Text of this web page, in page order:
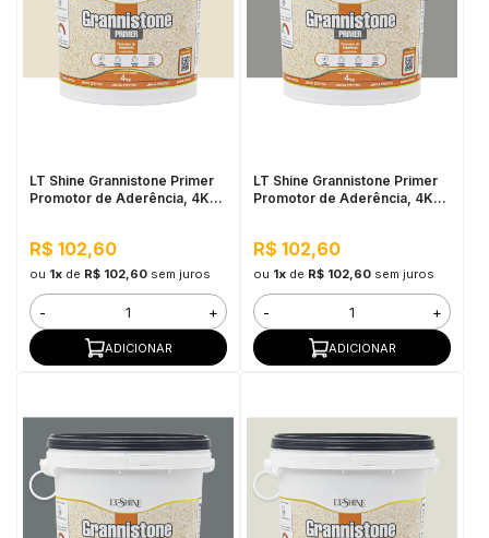
LT Shine Grannistone Primer
Promotor de Aderência, 4KG
R$ 102,60
ou 1xde R$ 102,60 sem juros
- +
ADICIONAR
LT Shine Grannistone Primer
Promotor de Aderência, 4KG
R$ 102,60
ou 1xde R$ 102,60 sem juros
- +
ADICIONAR